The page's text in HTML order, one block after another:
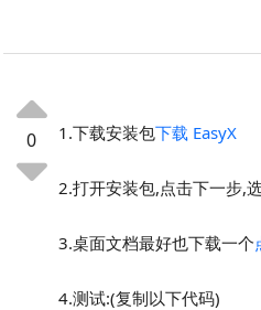
0 1.下载安装包下载 EasyX
2.打开安装包,点击下一步,
3.桌面文档最好也下载一个
4.测试:(复制以下代码)